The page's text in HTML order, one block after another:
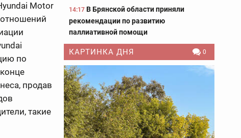
Motor
по
продав
такие
14:17 В Брянской области приняли
рекомендации по развитию
паллиативной помощи
КАРТИНКА ДНЯ 0